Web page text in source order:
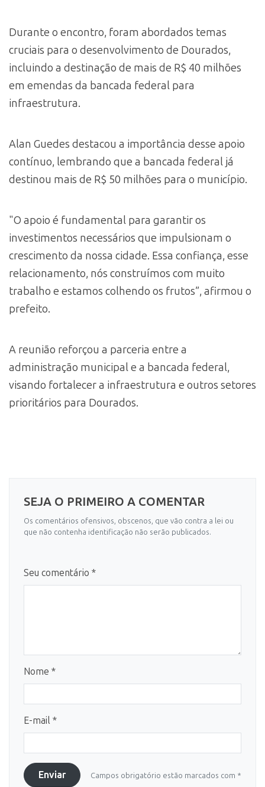
Durante o encontro, foram abordados temas
cruciais para o desenvolvimento de Dourados,
incluindo a destinação de mais de R$ 40 milhões
em emendas da bancada federal para
infraestrutura.
Alan Guedes destacou a importância desse apoio
contínuo, lembrando que a bancada federal já
destinou mais de R$ 50 milhões para o município.
"O apoio é fundamental para garantir os
investimentos necessários que impulsionam o
crescimento da nossa cidade. Essa confiança, esse
relacionamento, nós construímos com muito
trabalho e estamos colhendo os frutos”, afirmou o
prefeito.
A reunião reforçou a parceria entre a
administração municipal e a bancada federal,
visando fortalecer a infraestrutura e outros setores
prioritários para Dourados.
SEJA O PRIMEIRO A COMENTAR
Os comentários ofensivos, obscenos, que vão contra a lei ou
que não contenha identificação não serão publicados.
Seu comentário *
Nome *
E-mail *
Enviar Campos obrigatório estão marcados com *